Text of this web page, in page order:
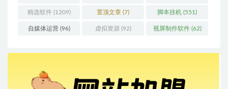
精选软件(1209) 置顶文章 (7) 脚本挂机 (551)
自媒体运营(96) 虚拟资源 (92) 视屏制作软件(62)